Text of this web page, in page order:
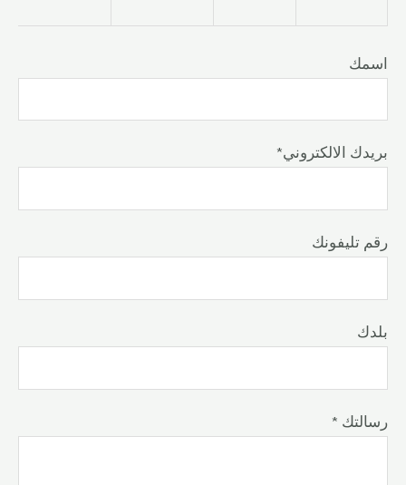
اسمك
*بريدك الالكتروني
رقم تليفونك
بلدك
* رسالتك